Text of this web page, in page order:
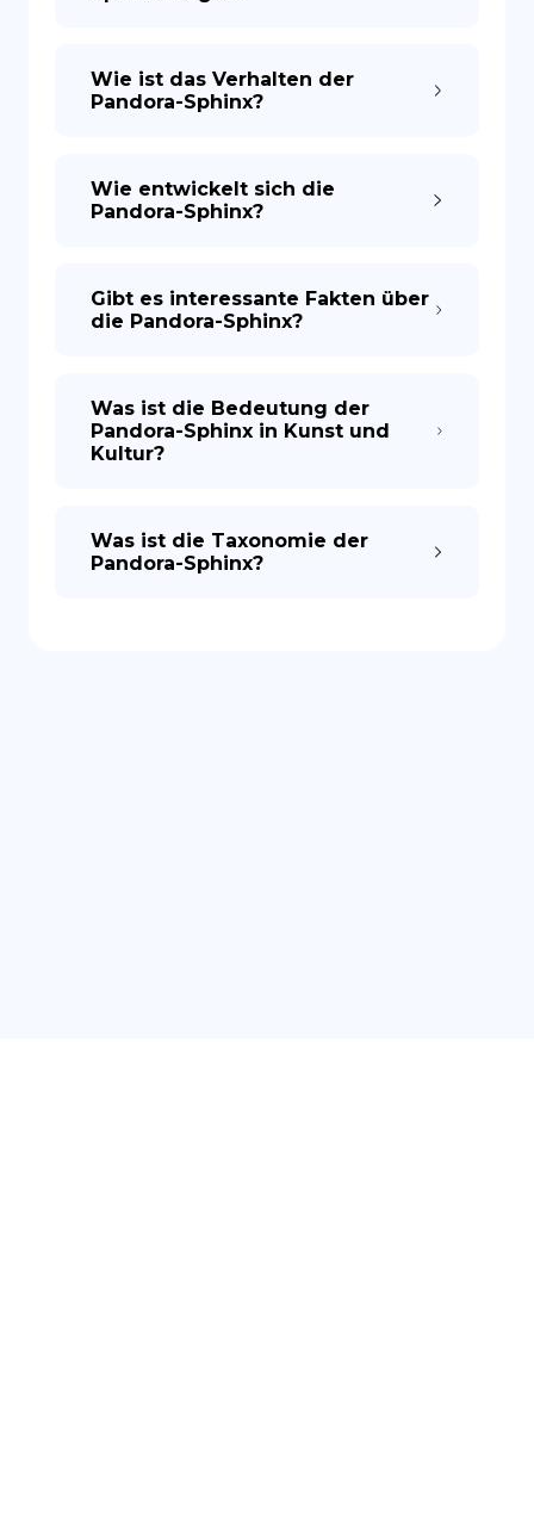
Wie ist das Verhalten der
Pandora-Sphinx?
Wie entwickelt sich die
Pandora-Sphinx?
Gibt es interessante Fakten über
die Pandora-Sphinx?
Was ist die Bedeutung der
Pandora-Sphinx in Kunst und
Kultur?
Was ist die Taxonomie der
Pandora-Sphinx?